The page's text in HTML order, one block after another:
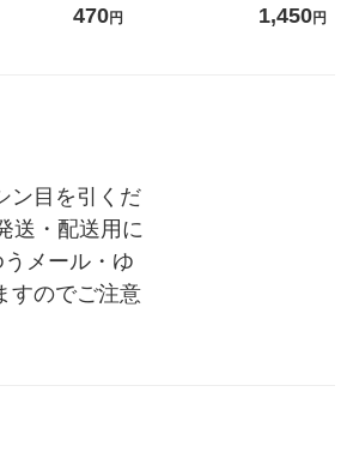
和7年産
ナル
ックティッシュ フィオナ オ
470円
1箱（20本入
（イチオシ）
1,450円
ン目を引くだ
送・配送用に
メール・ゆ
すのでご注意